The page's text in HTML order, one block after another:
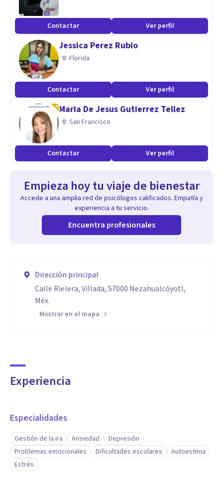
Contactar Ver perfil
Jessica Perez Rubio
Florida
Contactar Ver perfil
Maria De Jesus Gutierrez Tellez
San Francisco
Contactar Ver perfil
Empieza hoy tu viaje de bienestar
Accede a una amplia red de psicólogos calificados. Empatía y
experiencia a tu servicio.
Encuentra profesionales
Dirección principal
Calle Rielera, Villada, 57000 Nezahualcóyotl,
Méx.
Mostrar en el mapa
Experiencia
Especialidades
Gestión de la ira Ansiedad
Depresión
Problemas emocionales
Dificultades escolares
Autoestima
Estrés